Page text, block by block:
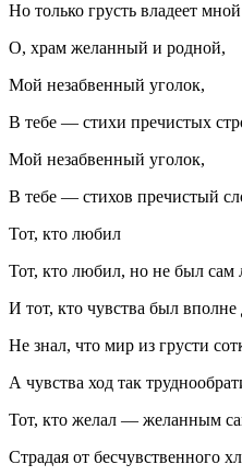
Но только грусть владеет мной
О, храм желанный и родной,
Мой незабвенный уголок,
В тебе — стихи пречистых
Мой незабвенный уголок,
В тебе — стихов пречистый
Тот, кто любил
Тот, кто любил, но не был
И тот, кто чувства был вполне
Не знал, что мир из грусти
А чувства ход так
Тот, кто желал — желанным
Страдая от бесчувственного